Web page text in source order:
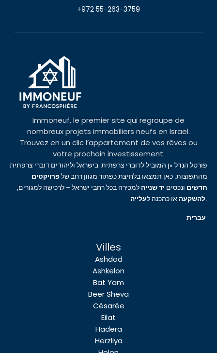
+972 55-263-3759
Immoneuf, le premier site qui regroupe de
nombreux projets immobiliers neufs en Israël.
Trouvez en un clic l’appartement de vos rêves ou
votre prochain investissement.
פורטל הנדל »ן המוביל לדוברי צרפתית בישראל וליהודים דוברי צרפתית
מהתפוצות. כאן תמצאו בלחיצת כפתור מגוון רחב שלפרויקטים
חדשים ונכסים יד שנייה למכירה בכל רחבי ישראל – לרכישה למגורים,
להשקעה או כהכנה לעלייה .
Villes
Ashdod
Ashkelon
Bat Yam
Beer Sheva
Césarée
Eilat
Hadera
Herzliya